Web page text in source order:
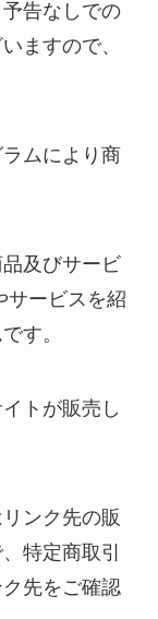
告なしでの
ますので、
ムにより商
及びサービ
サービスを紹
す。
トが販売し
ンク先の販
特定商取引
先をご確認